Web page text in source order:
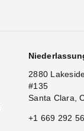
2880
#135
Santa Clara,
+1 669 292